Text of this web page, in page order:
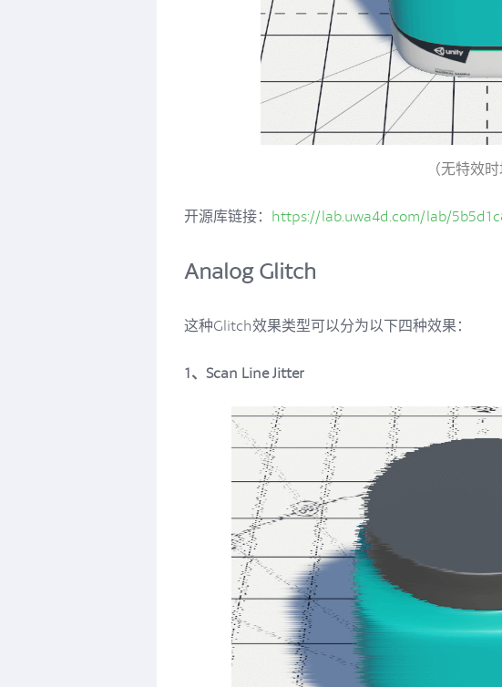
（无特效时
开源库链接： https://lab.uwa4d.com/lab/
Analog Glitch
这种Glitch效果类型可以分为以下四种效果：
1、Scan Line Jitter